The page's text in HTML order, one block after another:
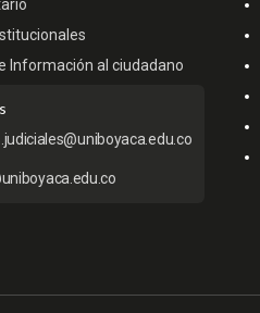
Información al ciudadano